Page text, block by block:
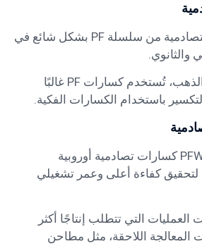
تُستخدم الكسارات التصادمية من سلسلة PF بشكل شائع في
والثانوي.
وفي تطبيقات تعدين الذهب، تُستخدم كسارات PF غالبًا
باستخدام الكسارات الفكية.
تُعد كسارات سلسلة PFW كسارات تصادمية أوروبية
كفاءة أعلى وعمر تشغيلي
التي تتطلب إنتاجًا أكثر
المعالجة اللاحقة، مثل مطاحن